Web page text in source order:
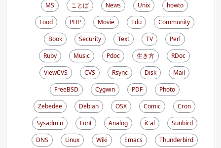
MS
ことば News Unix
howto
Food
PHP Movie Edu
Community
Book
Security Text TV
Perl
Ruby
Music Pdoc 生き方
RDoc
ViewCVS
CVS Rsync Disk
Mail
FreeBSD
Cygwin PDF
Photo
Zebedee
Debian OSX Comic
Cron
Sysadmin
Font Analog iCal
Sunbird
DNS
Linux Wiki Emacs
Thunderbird